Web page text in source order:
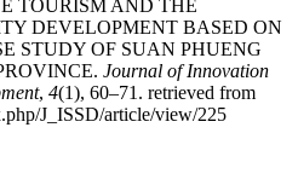
TOURISM AND THE
DEVELOPMENT BASED ON
STUDY OF SUAN PHUENG
Journal of Innovation
, 4(1), 60–71. retrieved from
J_ISSD/article/view/225